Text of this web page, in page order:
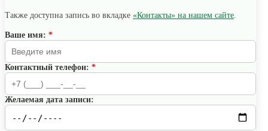
Также доступна запись во вкладке «Контакты» на нашем сайте.
Ваше имя: *
Контактный телефон: *
Желаемая дата записи: